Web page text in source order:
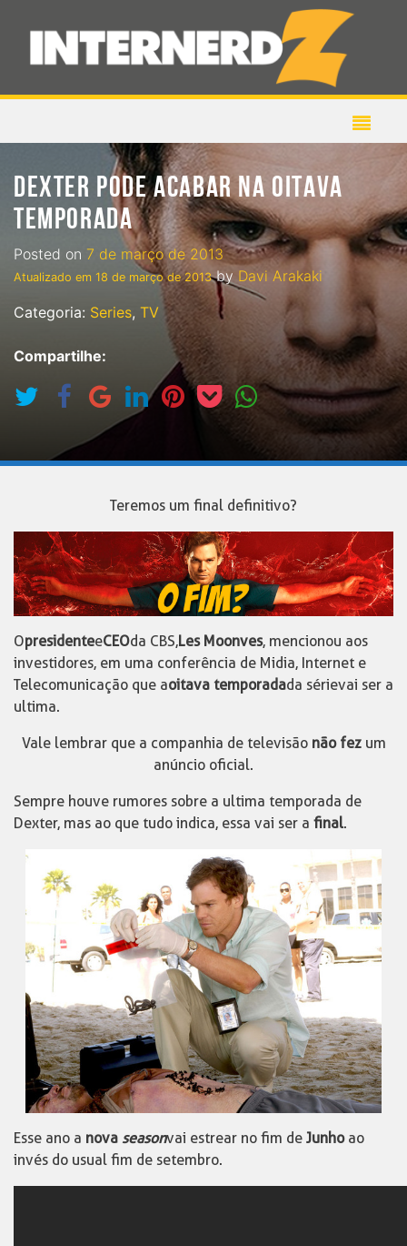
DEXTER PODE ACABAR NA OITAVA
TEMPORADA
Posted on 7 de março de 2013
Atualizado em 18 de março de 2013by Davi Arakaki
Categoria: Series, TV
Compartilhe:
Teremos um final definitivo?
OpresidenteeCEOda CBS,Les Moonves, mencionou aos
investidores, em uma conferência de Midia, Internet e
Telecomunicação que aoitava temporadada série vai ser a
ultima.
Vale lembrar que a companhia de televisão não fezum
anúncio oficial.
Sempre houve rumores sobre a ultima temporada de
Dexter, mas ao que tudo indica, essa vai ser a final.
Esse ano a nova seasonvai estrear no fim de Junhoao
invés do usual fim de setembro.